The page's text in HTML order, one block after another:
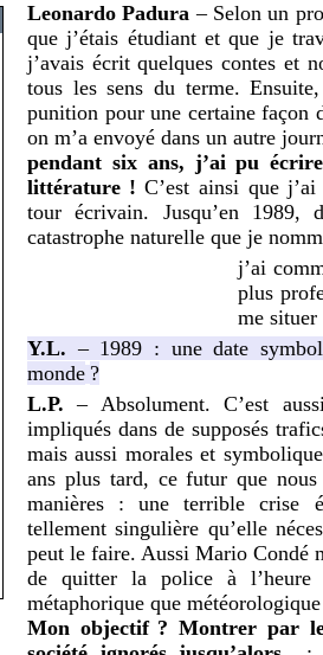
Leonardo Padura – Selon un
que j’étais étudiant et que je
j’avais écrit quelques contes et
tous les sens du terme.
punition pour une certaine façon
on m’a envoyé dans un autre
pendant six ans, j’ai pu
littérature ! C’est ainsi que
tour écrivain. Jusqu’en
catastrophe naturelle que je
j’ai
plus
me
Y.L. – 1989 : une date
monde ?
L.P. – Absolument. C’est
impliqués dans de supposés
mais aussi morales et
ans plus tard, ce futur que
manières : une terrible crise
tellement singulière qu’elle
peut le faire. Aussi Mario Condé
de quitter la police à l’heure
métaphorique que météorologique
Mon objectif ? Montrer par